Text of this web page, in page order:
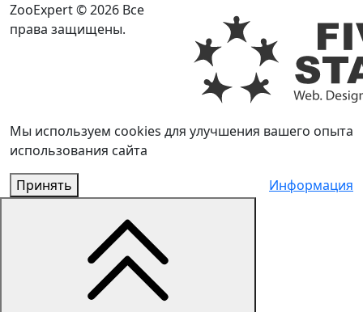
ZooExpert © 2026 Все
права защищены.
Мы используем cookies для улучшения вашего опыта
использования сайта
Принять
Информация